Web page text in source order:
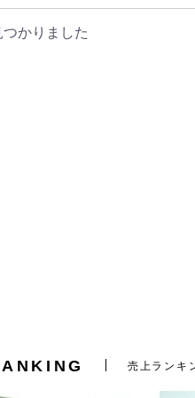
かりました
売上ランキ